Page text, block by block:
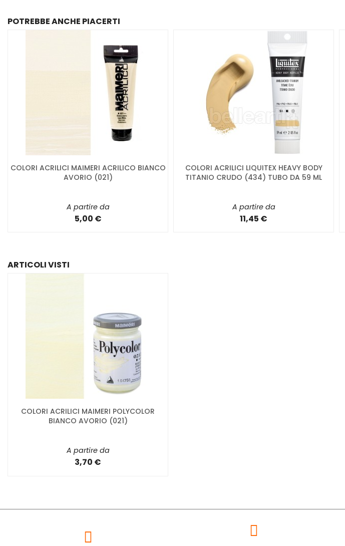
POTREBBE ANCHE PIACERTI
COLORI ACRILICI MAIMERI ACRILICO BIANCO
AVORIO (021)
A partire da
5,00 €
COLORI ACRILICI LIQUITEX HEAVY BODY
TITANIO CRUDO (434) TUBO DA 59 ML
A partire da
11,45 €
ARTICOLI VISTI
COLORI ACRILICI MAIMERI POLYCOLOR
BIANCO AVORIO (021)
A partire da
3,70 €